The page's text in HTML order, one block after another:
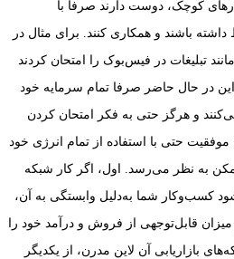
کوچک، دوست دارند صرفا با
باشند و همکاری کنند. برای مثال در
تبلیغات در فیس‌بوک را امتحان کردند
در حال حاضر صرفا تمام سرمایه خود
و هرگز حتی به فکر امتحان کردن
حتی با استفاده از تمام انرژی خود
به نظر می‌رسد. اول، اگر کار شبکه
کسب‌وکار شما به‌دلیل وابستگی به آن،
قابل‌توجهی از فروش و درآمد خود را
بازاریابی آن لاین مدرن، از یکدیگر